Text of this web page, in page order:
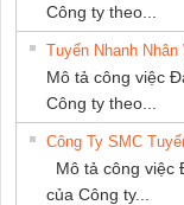
Công ty theo...
Tuyển Nhanh
Mô tả công việc
Công ty theo...
Công Ty SMC
Mô tả công việc
của Công ty...